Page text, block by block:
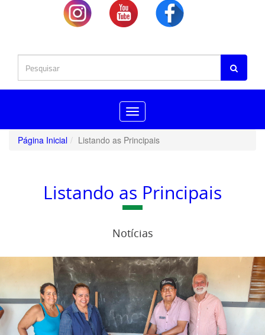
Toggle
navigation
Página Inicial
Listando as Principais
Listando as Principais
Notícias